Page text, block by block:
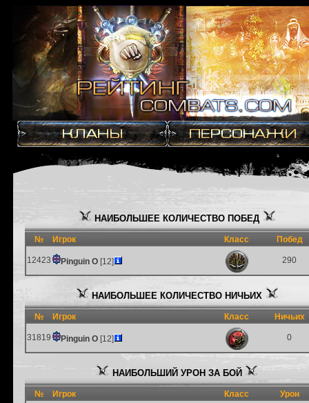
НАИБОЛЬШЕЕ КОЛИЧЕСТВО ПОБЕД
№ Игрок Класс Побед
12423 Pinguin O [12] 290
НАИБОЛЬШЕЕ КОЛИЧЕСТВО НИЧЬИХ
№ Игрок Класс Ничьих
31819 Pinguin O [12] 0
НАИБОЛЬШИЙ УРОН ЗА БОЙ
№ Игрок Класс Урон